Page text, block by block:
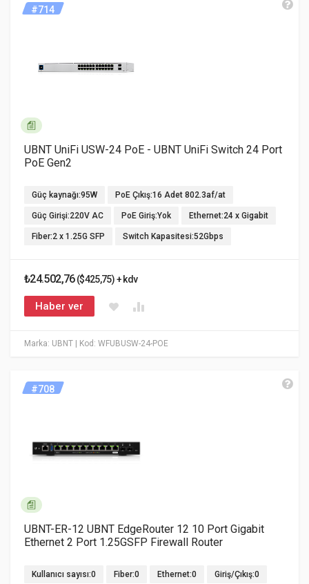
Marka: UBNT | Kod: WFUBUSW-24-POE
#714
UBNT UniFi USW-24 PoE - UBNT UniFi Switch 24 Port
PoE Gen2
Güç kaynağı:95W PoE Çıkış:16 Adet 802.3af/at
Güç Girişi:220V AC PoE Giriş:Yok Ethernet:24 x Gigabit
Fiber:2 x 1.25G SFP Switch Kapasitesi:52Gbps
₺24.502,76($425,75) + kdv
Haber ver
#708
UBNT-ER-12 UBNT EdgeRouter 12 10 Port Gigabit
Ethernet 2 Port 1.25GSFP Firewall Router
Kullanıcı sayısı:0 Fiber:0 Ethernet:0 Giriş/Çıkış:0